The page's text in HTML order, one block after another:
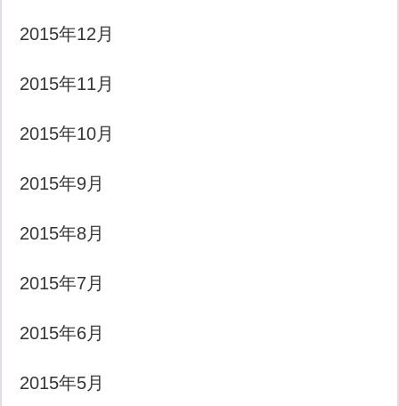
2015年12月
2015年11月
2015年10月
2015年9月
2015年8月
2015年7月
2015年6月
2015年5月